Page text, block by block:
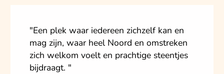
"Een plek waar iedereen zichzelf kan en
mag zijn, waar heel Noord en omstreken
zich welkom voelt en prachtige steentjes
bijdraagt. "